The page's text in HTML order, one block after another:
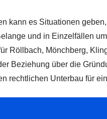
kann es Situationen
und in Einzelfällen
Röllbach, Mönchberg,
Beziehung über die
rechtlichen Unterbau für